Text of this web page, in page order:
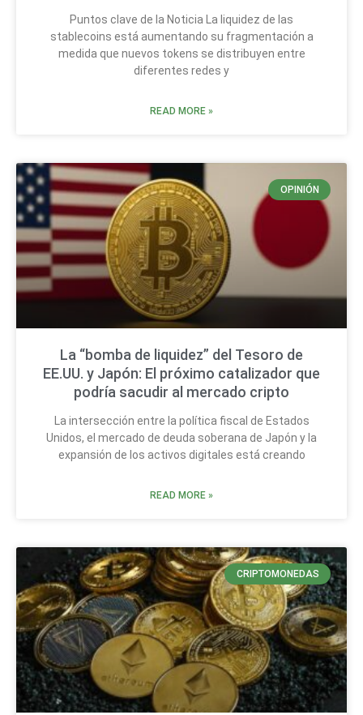
Puntos clave de la Noticia La liquidez de las
stablecoins está aumentando su fragmentación a
medida que nuevos tokens se distribuyen entre
diferentes redes y
READ MORE »
OPINIÓN
La “bomba de liquidez” del Tesoro de
EE.UU. y Japón: El próximo catalizador que
podría sacudir al mercado cripto
La intersección entre la política fiscal de Estados
Unidos, el mercado de deuda soberana de Japón y la
expansión de los activos digitales está creando
READ MORE »
CRIPTOMONEDAS